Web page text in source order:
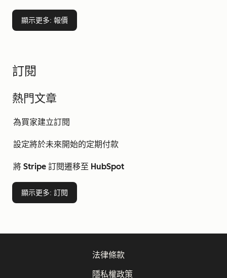
顯示更多: 報價
訂閱
熱門文章
為買家建立訂閱
設定將於未來開始的定期付款
將 Stripe 訂閱遷移至 HubSpot
顯示更多: 訂閱
法律條款
隱私權政策